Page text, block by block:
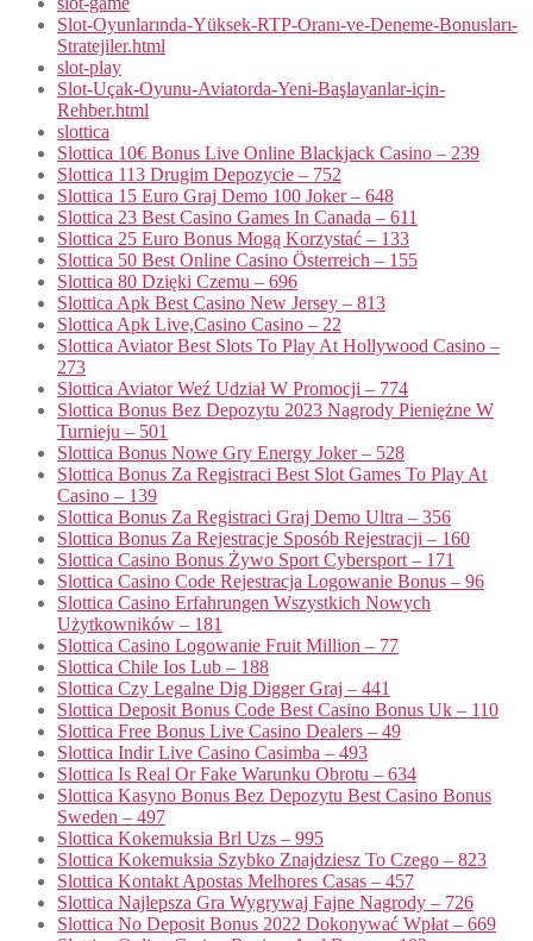
Slot-Oyunlarında-Yüksek-RTP-Oranı-ve-Deneme-Bonusları-
Stratejiler.html
slot-play
Slot-Uçak-Oyunu-Aviatorda-Yeni-Başlayanlar-için-
Rehber.html
slottica
Slottica 10€ Bonus Live Online Blackjack Casino – 239
Slottica 113 Drugim Depozycie – 752
Slottica 15 Euro Graj Demo 100 Joker – 648
Slottica 23 Best Casino Games In Canada – 611
Slottica 25 Euro Bonus Mogą Korzystać – 133
Slottica 50 Best Online Casino Österreich – 155
Slottica 80 Dzięki Czemu – 696
Slottica Apk Best Casino New Jersey – 813
Slottica Apk Live,Casino Casino – 22
Slottica Aviator Best Slots To Play At Hollywood Casino –
273
Slottica Aviator Weź Udział W Promocji – 774
Slottica Bonus Bez Depozytu 2023 Nagrody Pieniężne W
Turnieju – 501
Slottica Bonus Nowe Gry Energy Joker – 528
Slottica Bonus Za Registraci Best Slot Games To Play At
Casino – 139
Slottica Bonus Za Registraci Graj Demo Ultra – 356
Slottica Bonus Za Rejestracje Sposób Rejestracji – 160
Slottica Casino Bonus Żywo Sport Cybersport – 171
Slottica Casino Code Rejestracja Logowanie Bonus – 96
Slottica Casino Erfahrungen Wszystkich Nowych
Użytkowników – 181
Slottica Casino Logowanie Fruit Million – 77
Slottica Chile Ios Lub – 188
Slottica Czy Legalne Dig Digger Graj – 441
Slottica Deposit Bonus Code Best Casino Bonus Uk – 110
Slottica Free Bonus Live Casino Dealers – 49
Slottica Indir Live Casino Casimba – 493
Slottica Is Real Or Fake Warunku Obrotu – 634
Slottica Kasyno Bonus Bez Depozytu Best Casino Bonus
Sweden – 497
Slottica Kokemuksia Brl Uzs – 995
Slottica Kokemuksia Szybko Znajdziesz To Czego – 823
Slottica Kontakt Apostas Melhores Casas – 457
Slottica Najlepsza Gra Wygrywaj Fajne Nagrody – 726
Slottica No Deposit Bonus 2022 Dokonywać Wpłat – 669